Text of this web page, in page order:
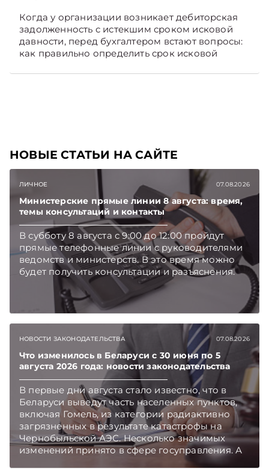
Когда у организации возникает дебиторская
задолженность с истекшим сроком исковой
давности, перед бухгалтером встают вопросы:
как правильно определить срок исковой
задолженность. Рассмотрим это на
НОВЫЕ СТАТЬИ НА САЙТЕ
ЛИЧНОЕ 07.08.2026
Министерские прямые линии 8 августа: время,
темы консультаций и контакты
В субботу 8 августа с 9:00 до 12:00 пройдут
прямые телефонные линии с руководителями
ведомств и министерств. В это время можно
будет получить консультации и разъяснения.
НОВОСТИ ЗАКОНОДАТЕЛЬСТВА 07.08.2026
Что изменилось в Беларуси с 30 июня по 5
августа 2026 года: новости законодательства
В первые дни августа стало известно, что в
Беларуси выведут часть населенных пунктов,
включая Гомель, из категории радиактивно
загрязненных в результате катастрофы на
Чернобыльской АЭС. Несколько значимых
изменений принято в сфере госуправления. А
бизнесу вновь дали надежду на сокращение